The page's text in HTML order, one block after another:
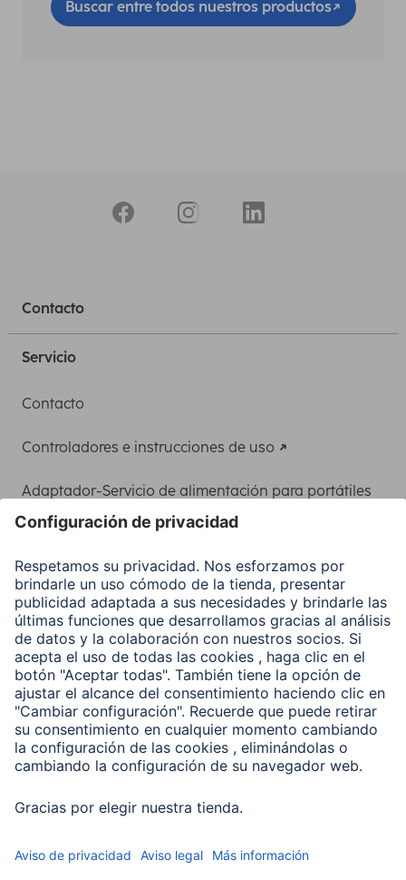
Buscar entre todos nuestros productos
Contacto
Servicio
Contacto
Controladores e instrucciones de uso
Adaptador-Servicio de alimentación para portátiles
Clientes online
Conviértete en distribuidor
Compañía
Historia de la empresa
Hama en todo el Mundo
Sostenibilidad
Business-Portal